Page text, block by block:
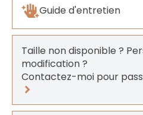
Guide d'entretien
Taille non disponible ?
modification ?
Contactez-moi pour